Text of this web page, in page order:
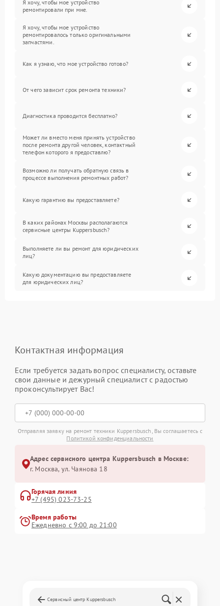
Я хочу, чтобы мое устройство
ремонтировали при мне.
Я хочу, чтобы мое устройство
ремонтировалось только оригинальными
запчастями.
Как я узнаю, что мое устройство готово?
От чего зависит срок ремонта техники?
Диагностика проводится бесплатно?
Может ли вместо меня принять устройство
после ремонта другой человек, контактный
телефон которого я предоставлю?
Возможно ли получать обратную связь в
процессе выполнения ремонтных работ?
Какую гарантию вы предоставляете?
В каких районах Москвы располагаются
сервисные центры Kuppersbusch?
Выполняете ли вы ремонт для юридических
лиц?
Какую документацию вы предоставляете
для юридических лиц?
Контактная информация
Если требуется задать вопрос специалисту, оставьте
свои данные и дежурный специалист с радостью
проконсультирует Вас!
Отправляя заявку на ремонт техники Kuppersbusch, Вы соглашаетесь с
Политикой конфиденциальности
Адрес сервисного центра Kuppersbusch в Москве:
г. Москва, ул. Чаянова 18
Горячая линия
+7 (495) 023-73-25
Время работы
Ежедневно с 9:00 до 21:00
Сервисный центр Kuppersbusch